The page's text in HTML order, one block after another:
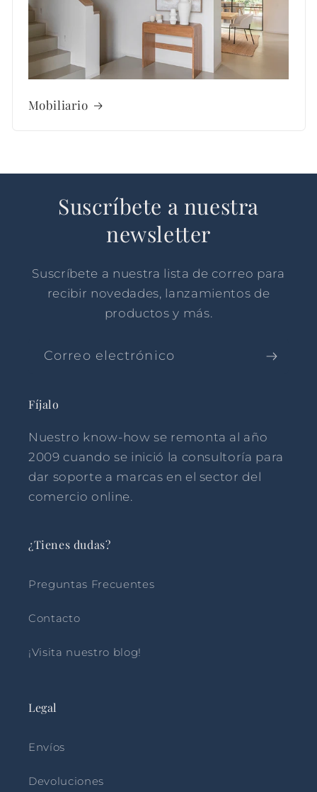
Mobiliario
Suscríbete a nuestra
newsletter
Suscríbete a nuestra lista de correo para
recibir novedades, lanzamientos de
productos y más.
Correo electrónico
Fíjalo
Nuestro know-how se remonta al año
2009 cuando se inició la consultoría para
dar soporte a marcas en el sector del
comercio online.
¿Tienes dudas?
Preguntas Frecuentes
Contacto
¡Visita nuestro blog!
Legal
Envíos
Devoluciones